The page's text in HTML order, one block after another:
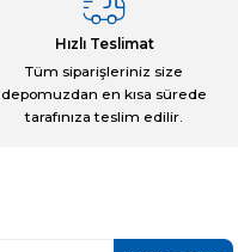
Hızlı Teslimat
Tüm siparişleriniz size
depomuzdan en kısa sürede
tarafınıza teslim edilir.